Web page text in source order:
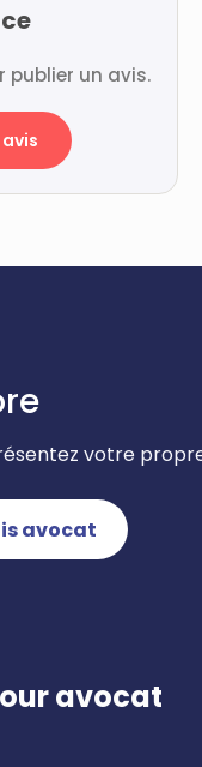
publier un avis.
votre
avocat
avocat